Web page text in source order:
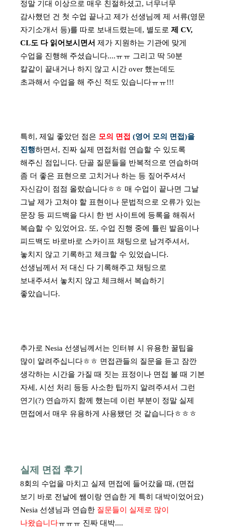
정말 기대 이상으로 매우 친절하셨고, 너무너무
감사했던 건 첫 수업 끝나고 제가 선생님께 제 서류(영문
자기소개서 등)를 따로 보내드렸는데, 별도로 제 CV,
CL도 다 읽어보시면서 제가 지원하는 기관에 맞게
수업을 진행해 주셨습니다....ㅠㅠ 그리고 딱 50분
칼같이 끝내거나 하지 않고 시간 over 했는데도
초과해서 수업을 해 주신 적도 있습니다ㅠㅠ!!!
특히, 제일 좋았던 점은 모의 면접 (영어 모의 면접)을
진행하면서, 진짜 실제 면접처럼 연습할 수 있도록
해주신 점입니다. 단골 질문들을 반복적으로 연습하며
좀 더 좋은 표현으로 고치거나 하는 등 짚어주셔서
자신감이 점점 올랐습니다ㅎㅎ 매 수업이 끝나면 그날
그날 제가 고쳐야 할 표현이나 문법적으로 오류가 있는
문장 등 피드백을 다시 한 번 사이트에 등록을 해줘서
복습할 수 있었어요. 또, 수업 진행 중에 틀린 발음이나
피드백도 바로바로 스카이프 채팅으로 남겨주셔서,
놓치지 않고 기록하고 체크할 수 있었습니다.
선생님께서 저 대신 다 기록해주고 채팅으로
보내주셔서 놓치지 않고 체크해서 복습하기
좋았습니다.
추가로 Nesia 선생님께서는 인터뷰 시 유용한 꿀팁을
많이 알려주십니다ㅎㅎ 면접관들의 질문을 듣고 잠깐
생각하는 시간을 가질 때 짓는 표정이나 면접 볼 때 기본
자세, 시선 처리 등등 사소한 팁까지 알려주셔서 그런
연기(?) 연습까지 함께 했는데 이런 부분이 정말 실제
면접에서 매우 유용하게 사용됐던 것 같습니다ㅎㅎㅎ
실제 면접 후기
8회의 수업을 마치고 실제 면접에 들어갔을 때, (면접
보기 바로 전날에 쌤이랑 연습한 게 특히 대박이었어요)
Nesia 선생님과 연습한 질문들이 실제로 많이
나왔습니다ㅠㅠㅠ 진짜 대박....